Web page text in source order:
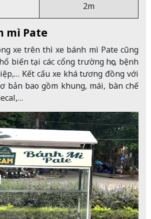
2m
mì Pate
xe trên thì xe bánh mì Pate cũng
biến tại các cổng trường học, bệnh
Kết cấu xe khá tương đồng với
bản bao gồm khung, mái, bàn chế